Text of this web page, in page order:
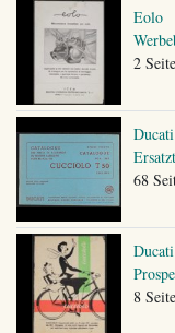
Eolo
2
Ducati
68
Ducati
8